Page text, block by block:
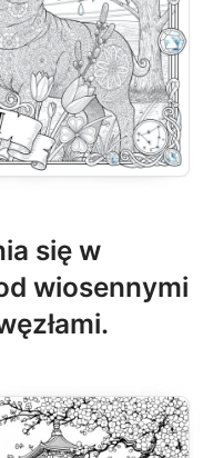
się w
wiosennymi